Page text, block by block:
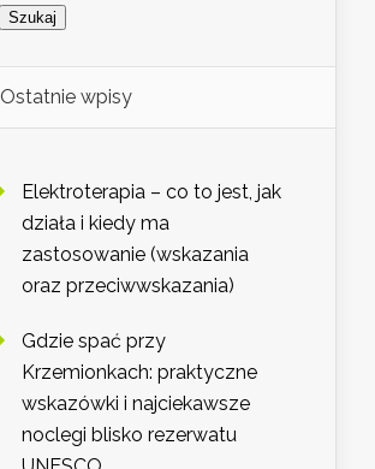
Ostatnie wpisy
Elektroterapia – co to jest, jak
działa i kiedy ma
zastosowanie (wskazania
oraz przeciwwskazania)
Gdzie spać przy
Krzemionkach: praktyczne
wskazówki i najciekawsze
noclegi blisko rezerwatu